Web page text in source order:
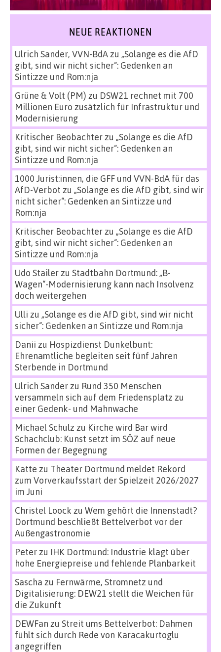
NEUE REAKTIONEN
Ulrich Sander, VVN-BdAzu „Solange es die AfD
gibt, sind wir nicht sicher“: Gedenken an
Sinti:zze und Rom:nja
Grüne & Volt (PM) zu DSW21 rechnet mit 700
Millionen Euro zusätzlich für Infrastruktur und
Modernisierung
Kritischer Beobachterzu „Solange es die AfD
gibt, sind wir nicht sicher“: Gedenken an
Sinti:zze und Rom:nja
1000 Jurist:innen, die GFF und VVN-BdA für das
AfD-Verbot zu „Solange es die AfD gibt, sind wir
nicht sicher“: Gedenken an Sinti:zze und
Rom:nja
Kritischer Beobachterzu „Solange es die AfD
gibt, sind wir nicht sicher“: Gedenken an
Sinti:zze und Rom:nja
Udo Stailerzu Stadtbahn Dortmund: „B-
Wagen“-Modernisierung kann nach Insolvenz
doch weitergehen
Ulli zu „Solange es die AfD gibt, sind wir nicht
sicher“: Gedenken an Sinti:zze und Rom:nja
Danii zu Hospizdienst Dunkelbunt:
Ehrenamtliche begleiten seit fünf Jahren
Sterbende in Dortmund
Ulrich Sanderzu Rund 350 Menschen
versammeln sich auf dem Friedensplatz zu
einer Gedenk- und Mahnwache
Michael Schulz zu Kirche wird Bar wird
Schachclub: Kunst setzt im SÖZ auf neue
Formen der Begegnung
Katte zu Theater Dortmund meldet Rekord
zum Vorverkaufsstart der Spielzeit 2026/2027
im Juni
Christel Loock zu Wem gehört die Innenstadt?
Dortmund beschließt Bettelverbot vor der
Außengastronomie
Peterzu IHK Dortmund: Industrie klagt über
hohe Energiepreise und fehlende Planbarkeit
Sascha zu Fernwärme, Stromnetz und
Digitalisierung: DEW21 stellt die Weichen für
die Zukunft
DEWFan zu Streit ums Bettelverbot: Dahmen
fühlt sich durch Rede von Karacakurtoglu
angegriffen